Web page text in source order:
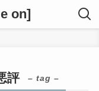
on]
評 – tag –